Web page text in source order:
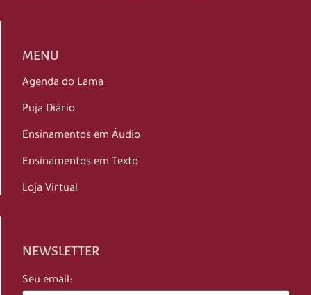
MENU
Agenda do Lama
Puja Diário
Ensinamentos em Áudio
Ensinamentos em Texto
Loja Virtual
NEWSLETTER
Seu email: